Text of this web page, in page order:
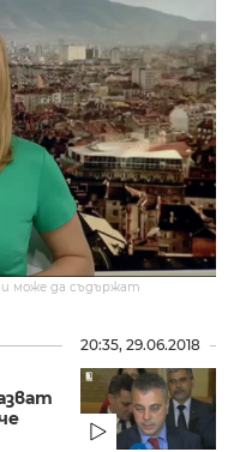
може да съдържат
20:35, 29.06.2018